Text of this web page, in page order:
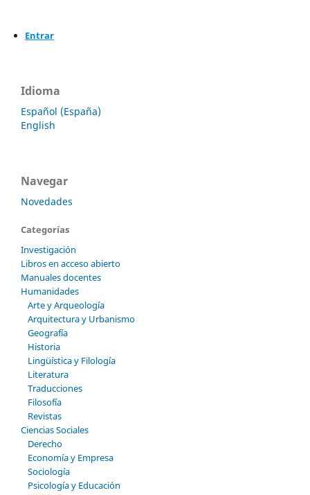
Entrar
Idioma
Español (España)
English
Navegar
Novedades
Categorías
Investigación
Libros en acceso abierto
Manuales docentes
Humanidades
Arte y Arqueología
Arquitectura y Urbanismo
Geografía
Historia
Lingüística y Filología
Literatura
Traducciones
Filosofía
Revistas
Ciencias Sociales
Derecho
Economía y Empresa
Sociología
Psicología y Educación